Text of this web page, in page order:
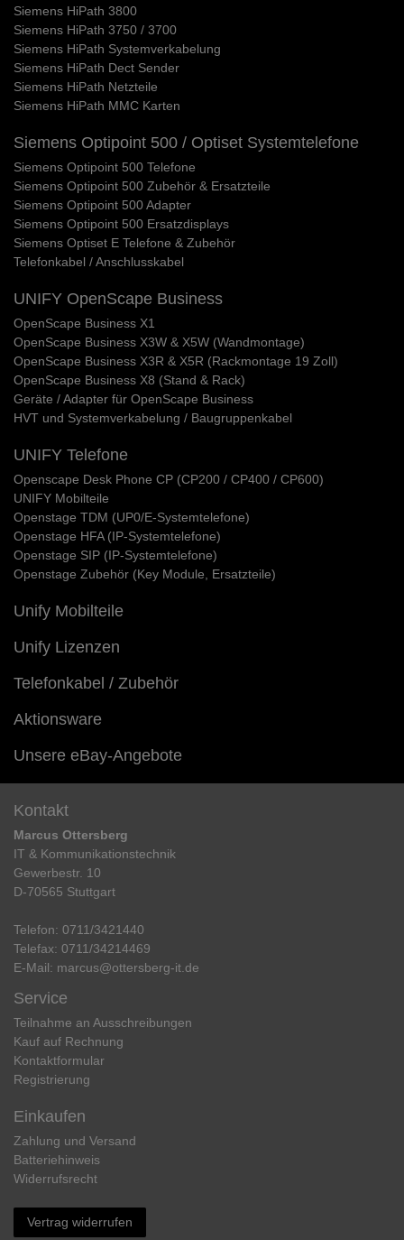
Siemens HiPath 3800
Siemens HiPath 3750 / 3700
Siemens HiPath Systemverkabelung
Siemens HiPath Dect Sender
Siemens HiPath Netzteile
Siemens HiPath MMC Karten
Siemens Optipoint 500 / Optiset Systemtelefone
Siemens Optipoint 500 Telefone
Siemens Optipoint 500 Zubehör & Ersatzteile
Siemens Optipoint 500 Adapter
Siemens Optipoint 500 Ersatzdisplays
Siemens Optiset E Telefone & Zubehör
Telefonkabel / Anschlusskabel
UNIFY OpenScape Business
OpenScape Business X1
OpenScape Business X3W & X5W (Wandmontage)
OpenScape Business X3R & X5R (Rackmontage 19 Zoll)
OpenScape Business X8 (Stand & Rack)
Geräte / Adapter für OpenScape Business
HVT und Systemverkabelung / Baugruppenkabel
UNIFY Telefone
Openscape Desk Phone CP (CP200 / CP400 / CP600)
UNIFY Mobilteile
Openstage TDM (UP0/E-Systemtelefone)
Openstage HFA (IP-Systemtelefone)
Openstage SIP (IP-Systemtelefone)
Openstage Zubehör (Key Module, Ersatzteile)
Unify Mobilteile
Unify Lizenzen
Telefonkabel / Zubehör
Aktionsware
Unsere eBay-Angebote
Kontakt
Marcus Ottersberg
IT & Kommunikationstechnik
Gewerbestr. 10
D-70565 Stuttgart
Telefon: 0711/3421440
Telefax: 0711/34214469
E-Mail: marcus@ottersberg-it.de
Service
Teilnahme an Ausschreibungen
Kauf auf Rechnung
Kontaktformular
Registrierung
Einkaufen
Zahlung und Versand
Batteriehinweis
Widerrufs­recht
Vertrag widerrufen